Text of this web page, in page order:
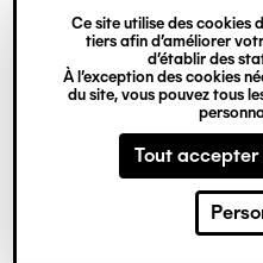
Ce site utilise des cookies
tiers afin d’améliorer
d’établir des
À l’exception des cookies
du site, vous pouvez tous
Tout accepter
contenu